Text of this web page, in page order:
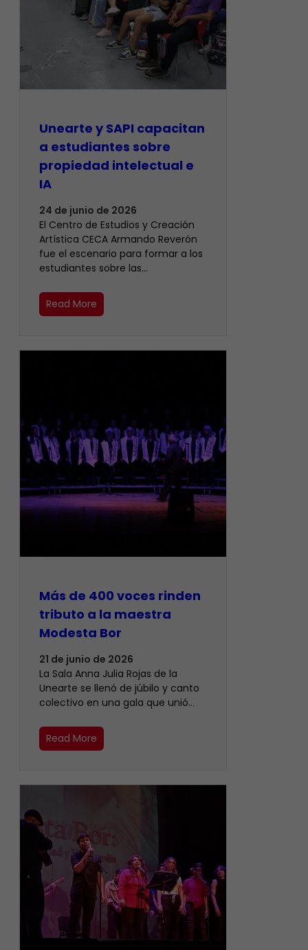
Unearte y SAPI capacitan
a estudiantes sobre
propiedad intelectual e
IA
24 de junio de 2026
El Centro de Estudios y Creación
Artística CECA Armando Reverón
fue el escenario para formar a los
estudiantes sobre las…
Read More
Más de 400 voces rinden
tributo a la maestra
Modesta Bor
21 de junio de 2026
​La Sala Anna Julia Rojas de la
Unearte se llenó de júbilo y canto
colectivo en una gala que unió…
Read More